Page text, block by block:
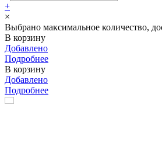
+
×
Выбрано максимальное количество,
В корзину
Добавлено
Подробнее
В корзину
Добавлено
Подробнее